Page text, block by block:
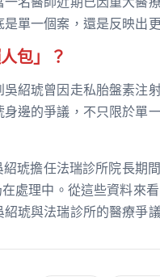
名醫師近期已因重大醫
單一個案，還是反映出
包」？
紹琥曾因走私胎盤素注
邊的爭議，不只限於單
琥擔任法瑞診所院長期
處理中。從這些資料來
琥與法瑞診所的醫療爭